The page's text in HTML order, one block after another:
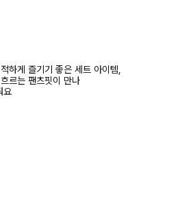
하게 즐기기 좋은 세트 아이템,
르는 팬츠핏이 만나
요